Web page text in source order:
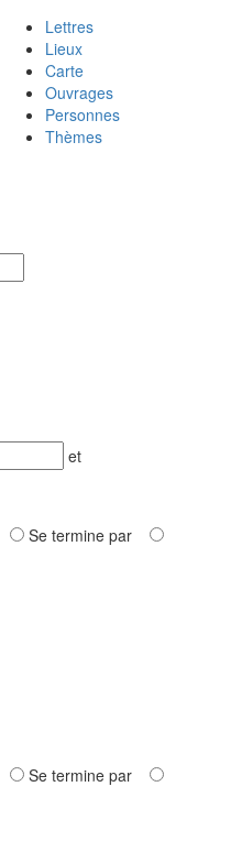
Lettres
Lieux
Carte
Ouvrages
Personnes
Thèmes
et
Se termine par
Se termine par